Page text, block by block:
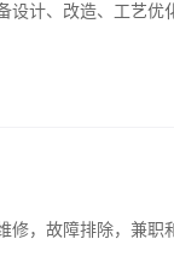
设计、改造、工艺
，故障排除，兼职